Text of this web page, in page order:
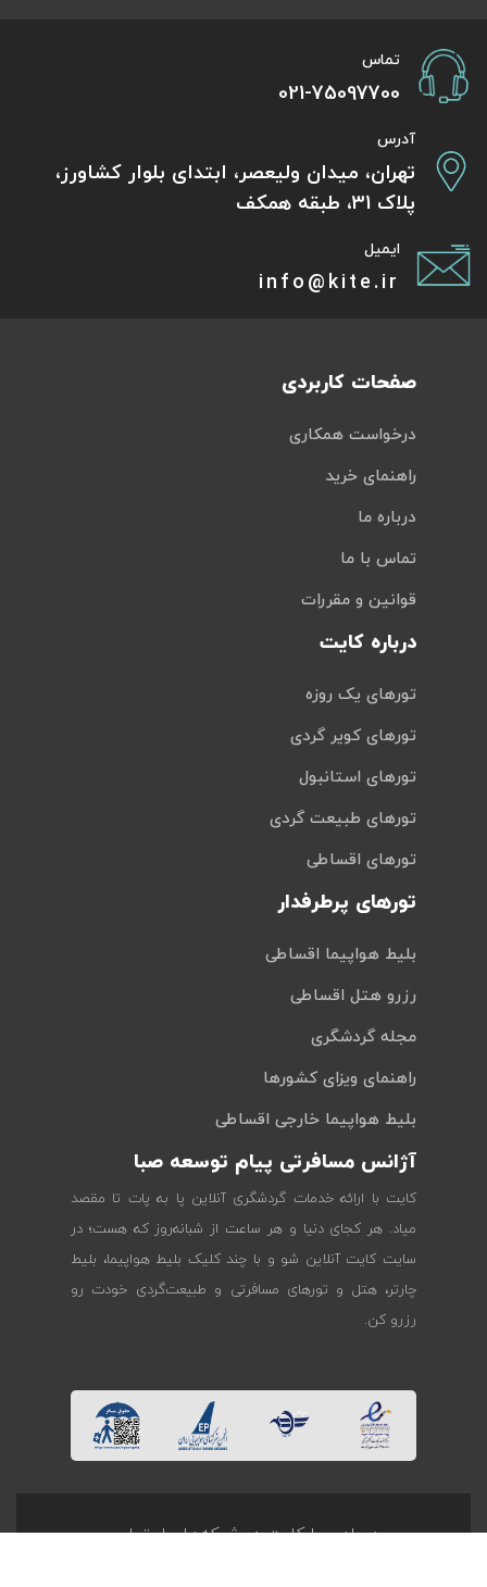
تماس
021-75097700
آدرس
تهران، میدان ولیعصر، ابتدای بلوار کشاورز،
پلاک 31، طبقه همکف
ایمیل
info@kite.ir
صفحات کاربردی
درخواست همکاری
راهنمای خرید
درباره ما
تماس با ما
قوانین و مقررات
درباره کایت
تورهای یک روزه
تورهای کویر گردی
تورهای استانبول
تورهای طبیعت گردی
تورهای اقساطی
تورهای پرطرفدار
بلیط هواپیما اقساطی
رزرو هتل اقساطی
مجله گردشگری
راهنمای ویزای کشورها
بلیط هواپیما خارجی اقساطی
آژانس مسافرتی پیام توسعه صبا
کایت با ارائه خدمات گردشگری آنلاین پا به پات تا مقصد
میاد. هر کجای دنیا و هر ساعت از شبانه‌روز که هست؛ در
سایت کایت آنلاین شو و با چند کلیک بلیط هواپیما، بلیط
چارتر، هتل و تورهای مسافرتی و طبیعت‌گردی خودت رو
رزرو کن.
همراهی با کایت در شبکه‌های اجتماعی